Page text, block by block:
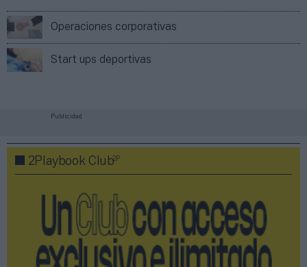
Operaciones corporativas
Start ups deportivas
Publicidad
2Playbook Club2P